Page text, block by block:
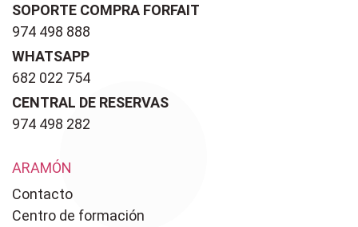
SOPORTE COMPRA FORFAIT
974 498 888
WHATSAPP
682 022 754
CENTRAL DE RESERVAS
974 498 282
ARAMÓN
Contacto
Centro de formación